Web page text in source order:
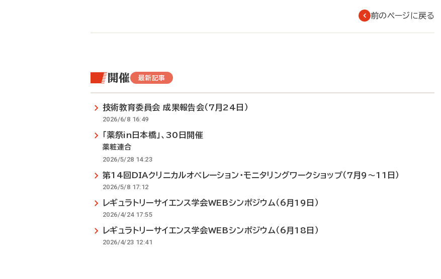
て
前のページに戻る
開催 最新記事
技術教育委員会 成果報告会（7月24日）
2026/6/8 16:49
「薬祭in日本橋」、30日開催
薬粧連合
2026/5/28 14:23
第14回DIAクリニカルオペレーション・モニタリングワークショップ（7月9～11日）
2026/5/8 17:12
レギュラトリーサイエンス学会WEBシンポジウム（6月19日）
2026/4/24 17:55
レギュラトリーサイエンス学会WEBシンポジウム（6月18日）
2026/4/23 12:41